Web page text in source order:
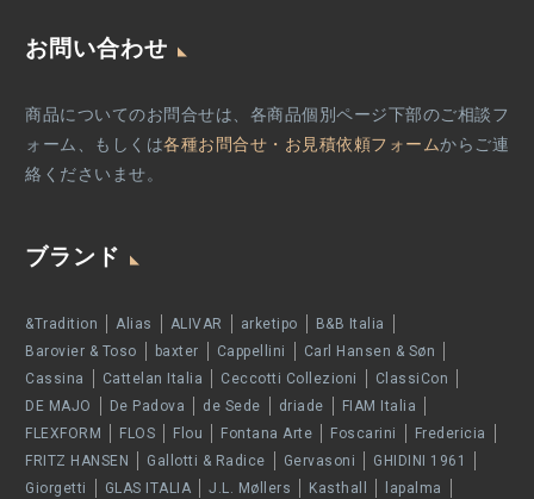
お問い合わせ
商品についてのお問合せは、各商品個別ページ下部のご相談フ
ォーム、もしくは各種お問合せ・お見積依頼フォームからご連
絡くださいませ。
ブランド
&Tradition Alias ALIVAR arketipo
B&B Italia
Barovier & Toso
baxter Cappellini
Carl Hansen & Søn
Cassina
Cattelan Italia Ceccotti Collezioni
ClassiCon
DE MAJO
De Padova de Sede driade
FIAM Italia
FLEXFORM
FLOS Flou Fontana Arte Foscarini
Fredericia
FRITZ HANSEN
Gallotti & Radice Gervasoni
GHIDINI 1961
Giorgetti
GLAS ITALIA J.L. Møllers Kasthall
lapalma